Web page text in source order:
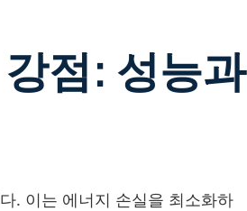
강점: 성능과
. 이는 에너지 손실을 최소화하